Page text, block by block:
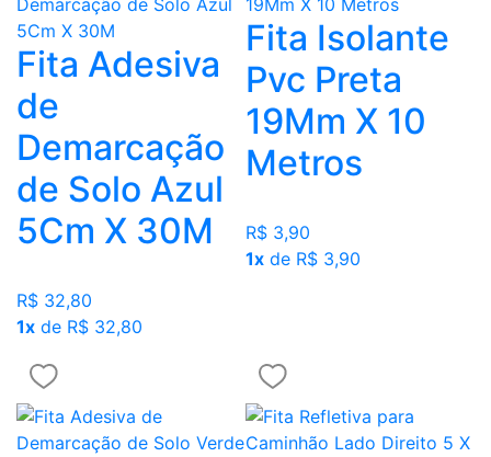
Fita Adesiva
de
Demarcação
de Solo Azul
5Cm X 30M
R$ 32,80
1x de R$ 32,80
Fita Isolante
Pvc Preta
19Mm X 10
Metros
R$ 3,90
1x de R$ 3,90